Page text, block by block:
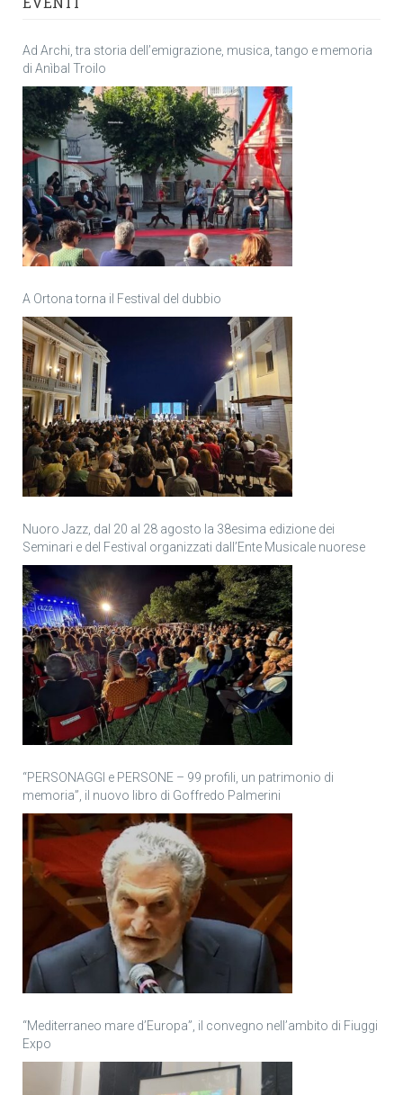
Ad Archi, tra storia dell’emigrazione, musica, tango e memoria
di Anìbal Troilo
A Ortona torna il Festival del dubbio
Nuoro Jazz, dal 20 al 28 agosto la 38esima edizione dei
Seminari e del Festival organizzati dall’Ente Musicale nuorese
“PERSONAGGI e PERSONE – 99 profili, un patrimonio di
memoria”, il nuovo libro di Goffredo Palmerini
“Mediterraneo mare d’Europa”, il convegno nell’ambito di Fiuggi
Expo